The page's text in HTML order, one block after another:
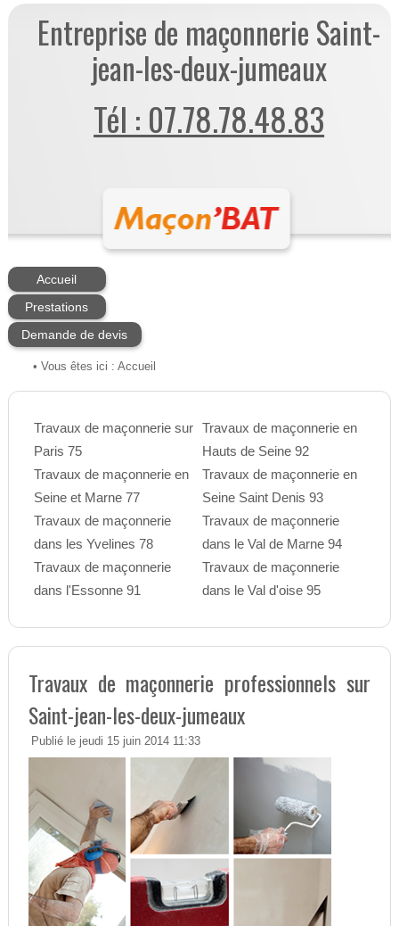
Entreprise de maçonnerie Saint-
jean-les-deux-jumeaux
Tél : 07.78.78.48.83
Accueil
Prestations
Demande de devis
• Vous êtes ici : Accueil
Travaux de maçonnerie sur
Paris 75
Travaux de maçonnerie en
Seine et Marne 77
Travaux de maçonnerie
dans les Yvelines 78
Travaux de maçonnerie
dans l'Essonne 91
Travaux de maçonnerie en
Hauts de Seine 92
Travaux de maçonnerie en
Seine Saint Denis 93
Travaux de maçonnerie
dans le Val de Marne 94
Travaux de maçonnerie
dans le Val d'oise 95
Travaux de maçonnerie professionnels sur
Saint-jean-les-deux-jumeaux
Publié le jeudi 15 juin 2014 11:33